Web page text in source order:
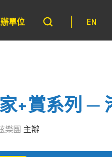
單位 EN
+賞系列 ─
樂團 主辦